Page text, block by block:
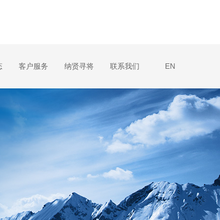
客户服务 纳贤寻将 联系我们 EN